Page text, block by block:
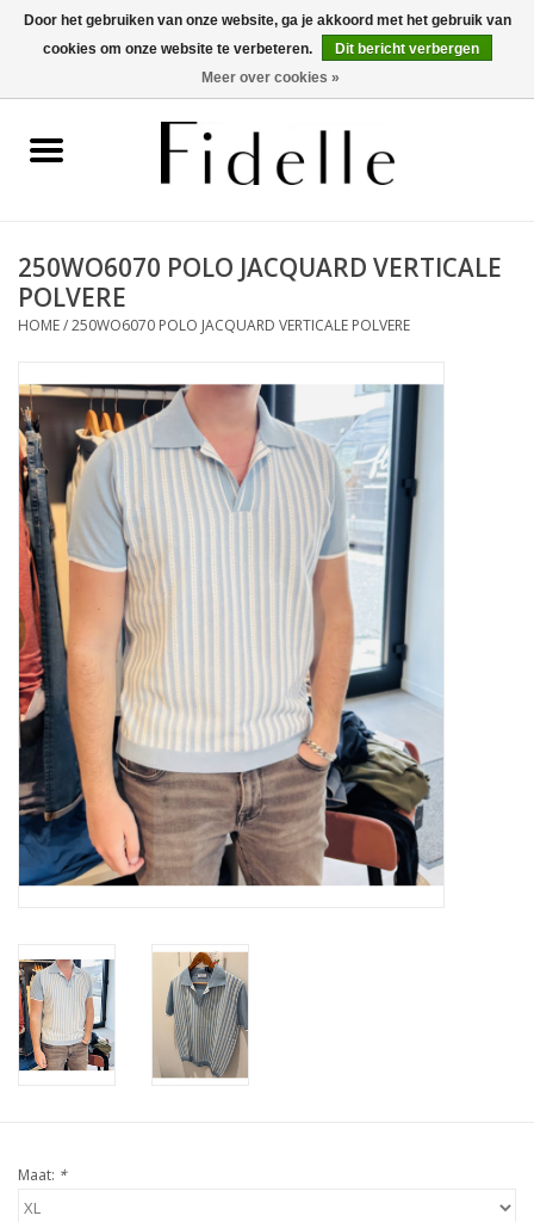
0 Artikelen - €0,00
Schoenen
OUTLET
Merken
250WO6070 POLO JACQUARD VERTICALE
POLVERE
HOME/250WO6070 POLO JACQUARD VERTICALE POLVERE
Maat: *
Door het gebruiken van onze website, ga je akkoord met het gebruik van
cookies om onze website te verbeteren.
Dit bericht verbergen
Meer over cookies »